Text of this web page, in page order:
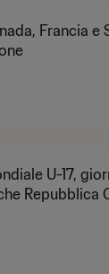
Francia e
U-17,
Repubblica